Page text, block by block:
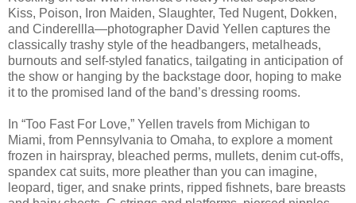
Kiss, Poison, Iron Maiden, Slaughter, Ted Nugent, Dokken,
and Cinderellla—photographer David Yellen captures the
classically trashy style of the headbangers, metalheads,
burnouts and self-styled fanatics, tailgating in anticipation of
the show or hanging by the backstage door, hoping to make
it to the promised land of the band’s dressing rooms.
In “Too Fast For Love,” Yellen travels from Michigan to
Miami, from Pennsylvania to Omaha, to explore a moment
frozen in hairspray, bleached perms, mullets, denim cut-offs,
spandex cat suits, more pleather than you can imagine,
leopard, tiger, and snake prints, ripped fishnets, bare breasts